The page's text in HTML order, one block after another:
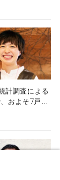
計調査による
およそ7戸に1
中で注目を集
件の悪い築古
は地方創生を